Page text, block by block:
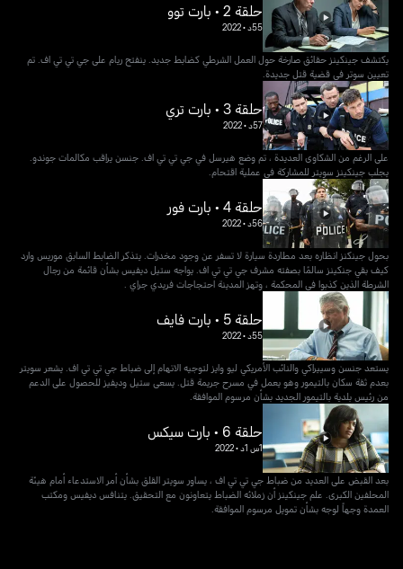
حلقة 2 • بارت توو
55د •
2022
يكتشف جينكينز حقائق صارخة حول العمل الشرطي كضابط جديد. ينفتح ريام على جي تي تي اف. تم
تعيين سوتر في قضية قتل جديدة.
حلقة 3 • بارت تري
57د •
2022
على الرغم من الشكاوى العديدة ، تم وضع هيرسل في جي تي تي اف. جنسن يراقب مكالمات جوندو.
يجلب جينكينز سويتر للمشاركة في عملية اقتحام.
حلقة 4 • بارت فور
56د •
2022
بحول جينكنز انظاره بعد مطاردة سيارة لا تسفر عن وجود مخدرات. يتذكر الضابط السابق موريس وارد
كيف بقي جنكينز سالمًا بصفته مشرف جي تي تي اف. يواجه ستيل ديفيس بشأن قائمة من رجال
الشرطة الذين كذبوا في المحكمة ، وتهز المدينة احتجاجات فريدي جراي .
حلقة 5 • بارت فايف
55د •
2022
يستعد جنسن وسييراكي والنائب الأمريكي ليو وايز لتوجيه الاتهام إلى ضباط جي تي تي اف. يشعر سويتر
بعدم ثقة سكان بالتيمور وهو يعمل في مسرح جريمة قتل. يسعى ستيل وديفيز للحصول على الدعم
من رئيس بلدية بالتيمور الجديد بشأن مرسوم الموافقة.
حلقة 6 • بارت سيكس
1س 1د •
2022
بعد القبض على العديد من ضباط جي تي تي اف ، يساور سويتر القلق بشأن أمر الاستدعاء أمام هيئة
المحلفين الكبرى. علم جينكينز أن زملائه الضباط يتعاونون مع التحقيق. يتنافس ديفيس ومكتب
العمدة وجهاً لوجه بشأن تمويل مرسوم الموافقة.